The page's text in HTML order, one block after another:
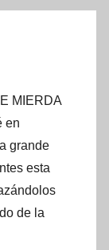
MIERDA
en
grande
esta
de la